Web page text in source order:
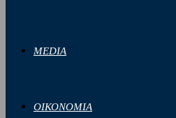
MEDIA
ΟΙΚΟΝΟΜΙΑ